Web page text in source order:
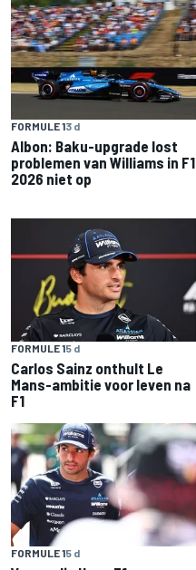
FORMULE 13 d
Albon: Baku-upgrade lost
problemen van Williams in F1
2026 niet op
FORMULE 15 d
Carlos Sainz onthult Le
Mans-ambitie voor leven na
F1
FORMULE 15 d